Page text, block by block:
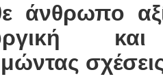
άνθρωπο